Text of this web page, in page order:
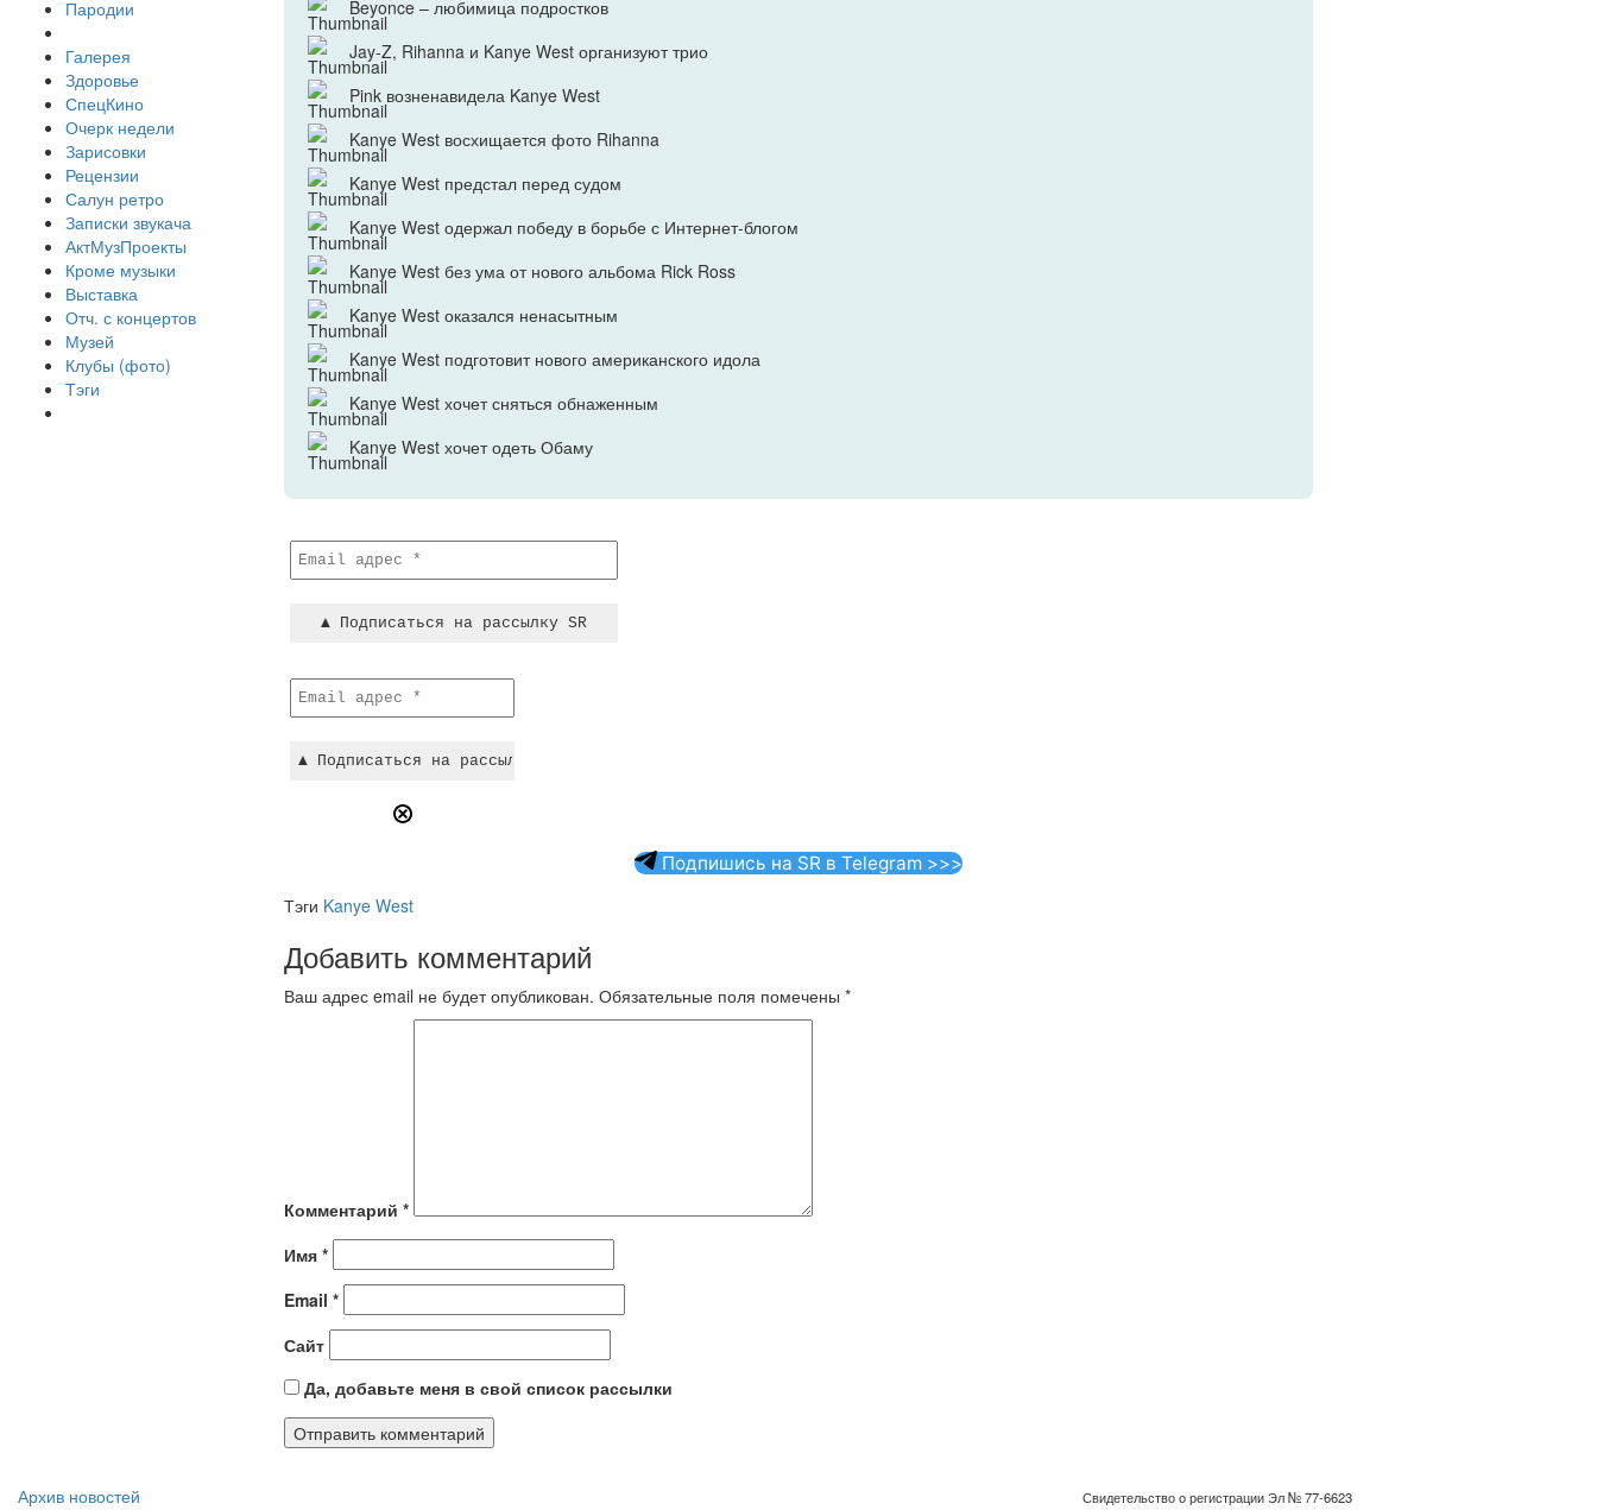
Пародии
Галерея
Здоровье
СпецКино
Очерк недели
Зарисовки
Рецензии
Салун ретро
Записки звукача
АктМузПроекты
Кроме музыки
Выставка
Отч. с концертов
Музей
Клубы (фото)
Тэги
Beyonce – любимица подростков
Jay-Z, Rihanna и Kanye West организуют трио
Pink возненавидела Kanye West
Kanye West восхищается фото Rihanna
Kanye West предстал перед судом
Kanye West одержал победу в борьбе с Интернет-блогом
Kanye West без ума от нового альбома Rick Ross
Kanye West оказался ненасытным
Kanye West подготовит нового американского идола
Kanye West хочет сняться обнаженным
Kanye West хочет одеть Обаму
Подпишись на SR в Telegram >>>
Тэги Kanye West
Добавить комментарий
Ваш адрес email не будет опубликован. Обязательные поля помечены *
Комментарий *
Имя *
Email *
Сайт
Да, добавьте меня в свой список рассылки
Архив новостей Свидетельство о регистрации Эл № 77-6623